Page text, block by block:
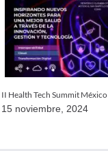
II Health Tech Summit México
15 noviembre, 2024